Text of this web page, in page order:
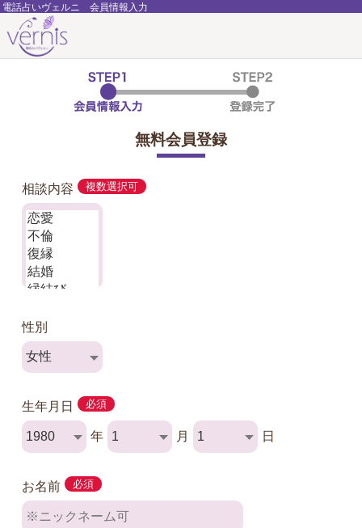
電話占いヴェルニ 会員情報入力
無料会員登録
相談内容 複数選択可
性別
生年月日 必須
年 月 日
お名前 必須